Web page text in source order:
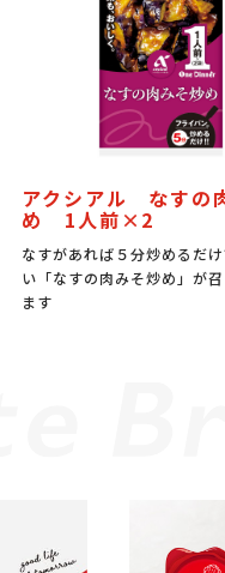
アクシアル なすの
め 1人前×2
なすがあれば５分炒めるだ
い「なすの肉みそ炒め」が
ます